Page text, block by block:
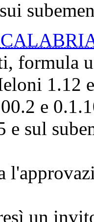
formula
1.12
e
sul
un